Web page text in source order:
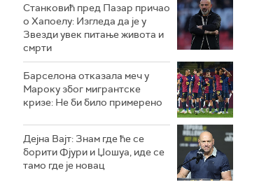
Станковић пред Пазар причао
о Хапоелу: Изгледа да је у
Звезди увек питање живота и
смрти
Барселона отказала меч у
Мароку због мигрантске
кризе: Не би било примерено
Дејна Вајт: Знам где ће се
борити Фјури и Џошуа, иде се
тамо где је новац